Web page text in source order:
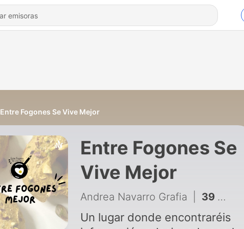
Entre Fogones Se Vive Mejor
Entre Fogones Se
Vive Mejor
Andrea Navarro Grafia 39 - Entre Fogones Se Vive Mejor 07.07.21
Un lugar donde encontraréis